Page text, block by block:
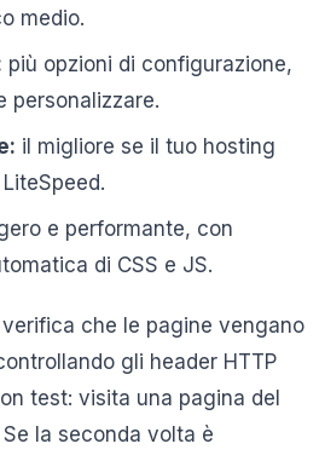
medio.
più opzioni di configurazione,
personalizzare.
il migliore se il tuo hosting
e performante, con
di CSS e JS.
verifica che le pagine vengano
gli header HTTP
test: visita una pagina del
la seconda volta è